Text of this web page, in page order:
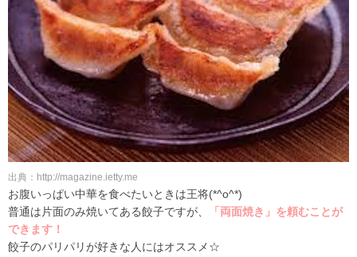
出典：http://magazine.ietty.me
お腹いっぱい中華を食べたいときは王将(*^o^*)
普通は片面のみ焼いてある餃子ですが、
「両面焼き」を頼むことが
できます！
餃子のパリパリが好きな人にはオススメ☆